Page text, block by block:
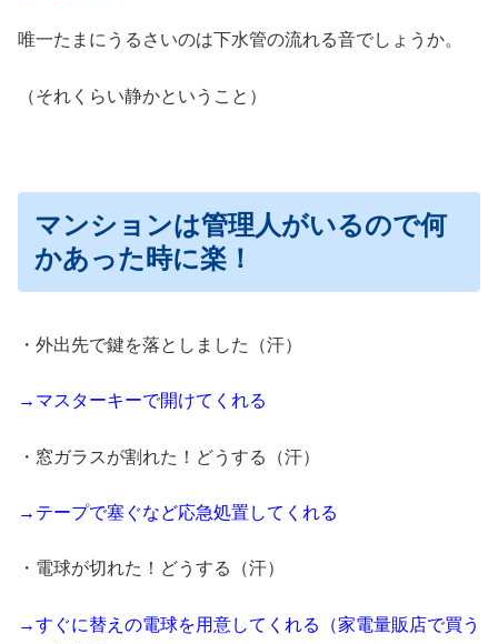
唯一たまにうるさいのは下水管の流れる音でしょうか。
（それくらい静かということ）
マンションは管理人がいるので何
かあった時に楽！
・外出先で鍵を落としました（汗）
→マスターキーで開けてくれる
・窓ガラスが割れた！どうする（汗）
→テープで塞ぐなど応急処置してくれる
・電球が切れた！どうする（汗）
→すぐに替えの電球を用意してくれる（家電量販店で買う